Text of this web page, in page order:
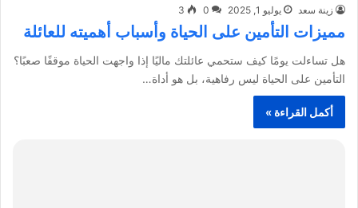
زينة سعد يوليو 1, 2025 0
3
مميزات التأمين على الحياة وأسباب أهميته للعائلة
هل تساءلت يومًا كيف ستحمي عائلتك ماليًا إذا واجهت الحياة موقفًا صعبًا؟
التأمين على الحياة ليس رفاهية، بل هو أداة…
أكمل القراءة »